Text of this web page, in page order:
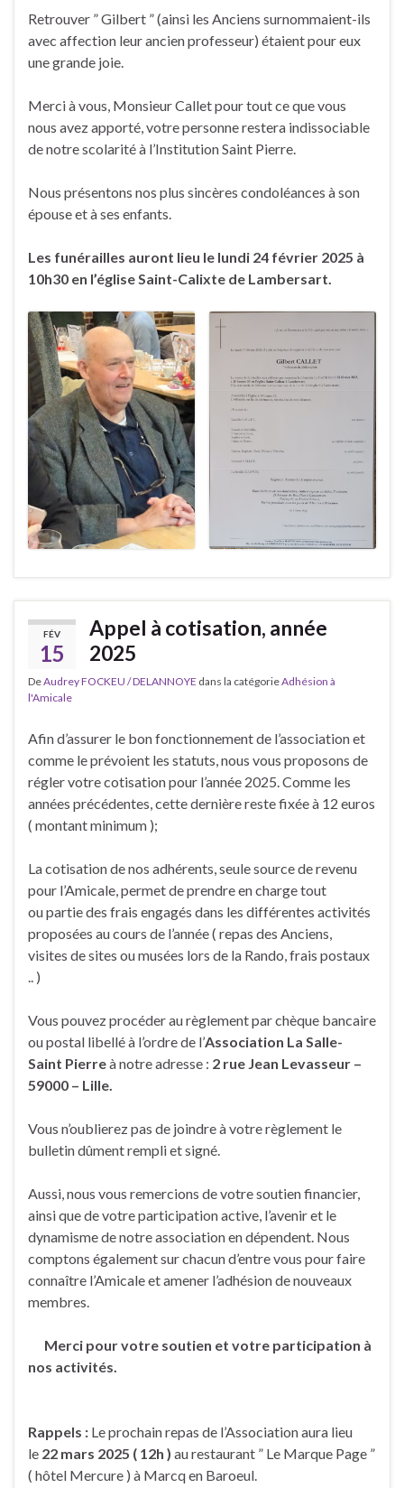
Retrouver ” Gilbert ” (ainsi les Anciens surnommaient-ils
avec affection leur ancien professeur) étaient pour eux
une grande joie.
Merci à vous, Monsieur Callet pour tout ce que vous
nous avez apporté, votre personne restera indissociable
de notre scolarité à l’Institution Saint Pierre.
Nous présentons nos plus sincères condoléances à son
épouse et à ses enfants.
Les funérailles auront lieu le lundi 24 février 2025 à
10h30 en l’église Saint-Calixte de Lambersart.
FÉV
15
Appel à cotisation, année
2025
DeAudrey FOCKEU / DELANNOYE dans la catégorieAdhésion à
l'Amicale
Afin d’assurer le bon fonctionnement de l’association et
comme le prévoient les statuts, nous vous proposons de
régler votre cotisation pour l’année 2025. Comme les
années précédentes, cette dernière reste fixée à 12 euros
( montant minimum );
La cotisation de nos adhérents, seule source de revenu
pour l’Amicale, permet de prendre en charge tout
ou partie des frais engagés dans les différentes activités
proposées au cours de l’année ( repas des Anciens,
visites de sites ou musées lors de la Rando, frais postaux
.. )
Vous pouvez procéder au règlement par chèque bancaire
ou postal libellé à l’ordre de l’Association La Salle-
Saint Pierreà notre adresse : 2 rue Jean Levasseur –
59000 – Lille.
Vous n’oublierez pas de joindre à votre règlement le
bulletin dûment rempli et signé.
Aussi, nous vous remercions de votre soutien financier,
ainsi que de votre participation active, l’avenir et le
dynamisme de notre association en dépendent. Nous
comptons également sur chacun d’entre vous pour faire
connaître l’Amicale et amener l’adhésion de nouveaux
membres.
Merci pour votre soutien et votre participation à
nos activités.
Rappels : Le prochain repas de l’Association aura lieu
le 22 mars 2025 ( 12h ) au restaurant ” Le Marque Page ”
( hôtel Mercure ) à Marcq en Baroeul.